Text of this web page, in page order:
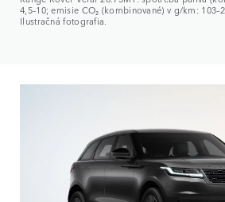
4,5–10; emisie CO₂ (kombinované) v g/km:
Ilustračná fotografia.